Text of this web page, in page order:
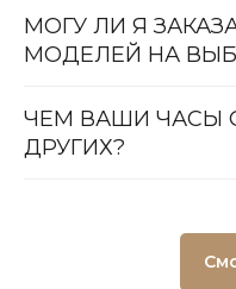
МОГУ ЛИ Я
МОДЕЛЕЙ НА
ЧЕМ ВАШИ ЧАСЫ
ДРУГИХ?